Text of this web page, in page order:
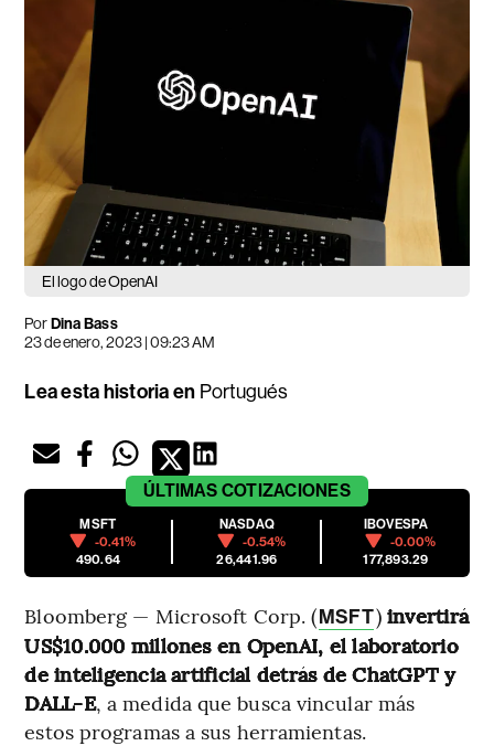
El logo de OpenAI
PorDina Bass
23 de enero, 2023 | 09:23 AM
Lea esta historia en Portugués
ÚLTIMAS COTIZACIONES
MSFT
-0.41%
490.64
NASDAQ
-0.54%
26,441.96
IBOVESPA
-0.00%
177,893.29
Bloomberg — Microsoft Corp. (MSFT) invertirá
US$10.000 millones en OpenAI, el laboratorio
de inteligencia artificial detrás de ChatGPT y
DALL-E, a medida que busca vincular más
estos programas a sus herramientas.